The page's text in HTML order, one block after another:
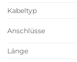
Kabeltyp
Anschlüsse
Länge